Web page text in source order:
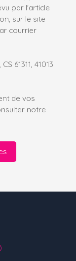
par l'article
sur le site
courrier
61311, 41013
de vos
notre